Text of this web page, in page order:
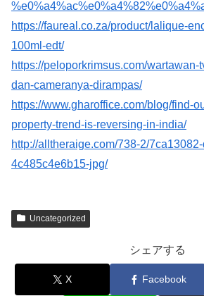
https://faureal.co.za/product/lalique-
100ml-edt/
https://peloporkrimsus.com/wartawan-
dan-cameranya-dirampas/
https://www.gharoffice.com/blog/find-
property-trend-is-reversing-in-india/
http://alltheraige.com/738-2/
4c485c4e6b15-jpg/
Uncategorized
シェアする
X Facebook